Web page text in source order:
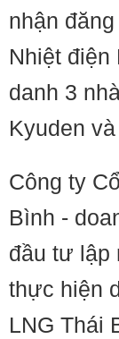
nhận
Nhiệt điện
danh 3
Kyuden
Công ty
Bình -
đầu tư lập
thực hiện
LNG Thái